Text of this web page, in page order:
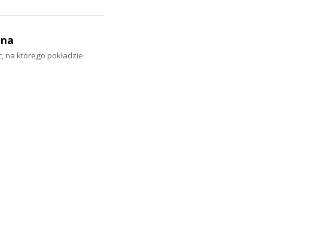
na którego pokładzie